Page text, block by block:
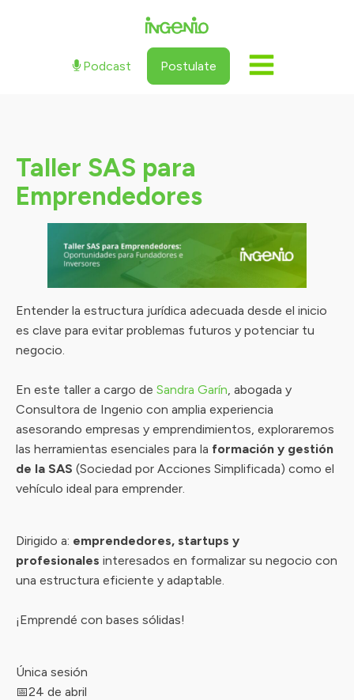
Podcast Postulate
Taller SAS para
Emprendedores
Entender la estructura jurídica adecuada desde el inicio
es clave para evitar problemas futuros y potenciar tu
negocio.
En este taller a cargo de Sandra Garín, abogada y
Consultora de Ingenio con amplia experiencia
asesorando empresas y emprendimientos, exploraremos
las herramientas esenciales para la formación y gestión
de la SAS (Sociedad por Acciones Simplificada) como el
vehículo ideal para emprender.
Dirigido a: emprendedores, startups y
profesionales interesados en formalizar su negocio con
una estructura eficiente y adaptable.
¡Emprendé con bases sólidas!
Única sesión
📅24 de abril